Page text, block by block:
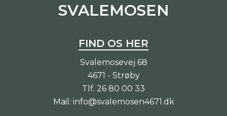
SVALEMOSEN
FIND OS HER
Svalemosevej 68
4671 - Strøby
Tlf. 26 80 00 33
Mail: info@svalemosen4671.dk